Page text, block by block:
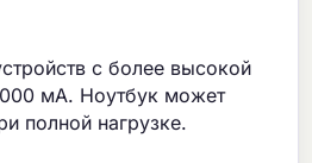
с более высокой
мА. Ноутбук может
полной нагрузке.